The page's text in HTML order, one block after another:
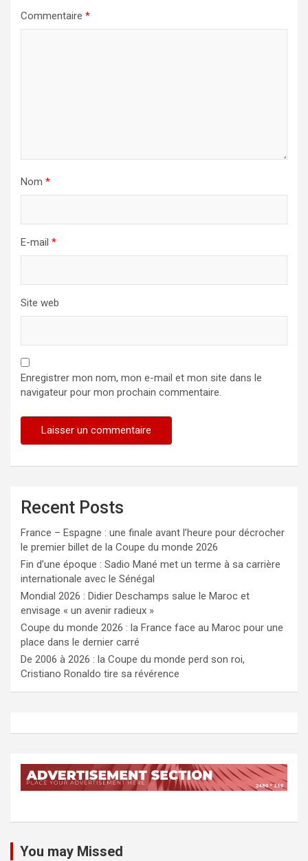
Commentaire *
Nom *
E-mail *
Site web
Enregistrer mon nom, mon e-mail et mon site dans le
navigateur pour mon prochain commentaire.
Recent Posts
France – Espagne : une finale avant l’heure pour décrocher
le premier billet de la Coupe du monde 2026
Fin d’une époque : Sadio Mané met un terme à sa carrière
internationale avec le Sénégal
Mondial 2026 : Didier Deschamps salue le Maroc et
envisage « un avenir radieux »
Coupe du monde 2026 : la France face au Maroc pour une
place dans le dernier carré
De 2006 à 2026 : la Coupe du monde perd son roi,
Cristiano Ronaldo tire sa révérence
You may Missed